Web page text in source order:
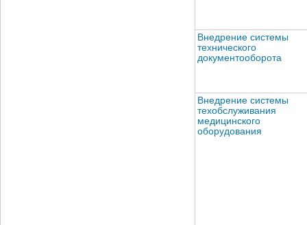
Внедрение системы
технического
документооборота
Внедрение системы
техобслуживания
медицинского
оборудования